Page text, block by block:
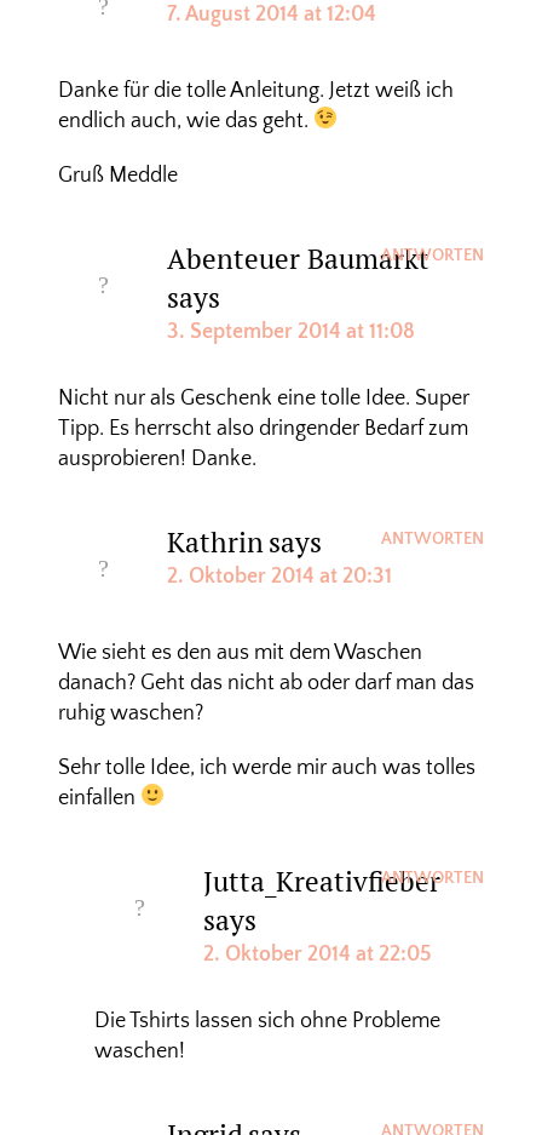
7. August 2014 at 12:04
Danke für die tolle Anleitung. Jetzt weiß ich
endlich auch, wie das geht.
Gruß Meddle
Abenteuer Baumarkt
says
3. September 2014 at 11:08
Nicht nur als Geschenk eine tolle Idee. Super
Tipp. Es herrscht also dringender Bedarf zum
ausprobieren! Danke.
ANTWORTEN
Kathrinsays
2. Oktober 2014 at 20:31
Wie sieht es den aus mit dem Waschen
danach? Geht das nicht ab oder darf man das
ruhig waschen?
Sehr tolle Idee, ich werde mir auch was tolles
einfallen
ANTWORTEN
Jutta_Kreativfieber
says
2. Oktober 2014 at 22:05
Die Tshirts lassen sich ohne Probleme
waschen!
ANTWORTEN
ANTWORTEN